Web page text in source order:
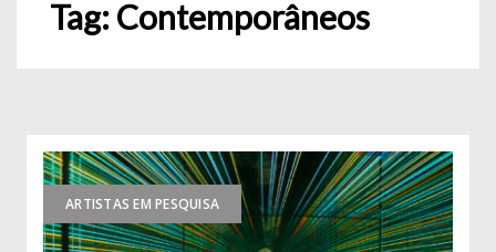
Tag:Contemporâneos
ARTISTAS EM PESQUISA